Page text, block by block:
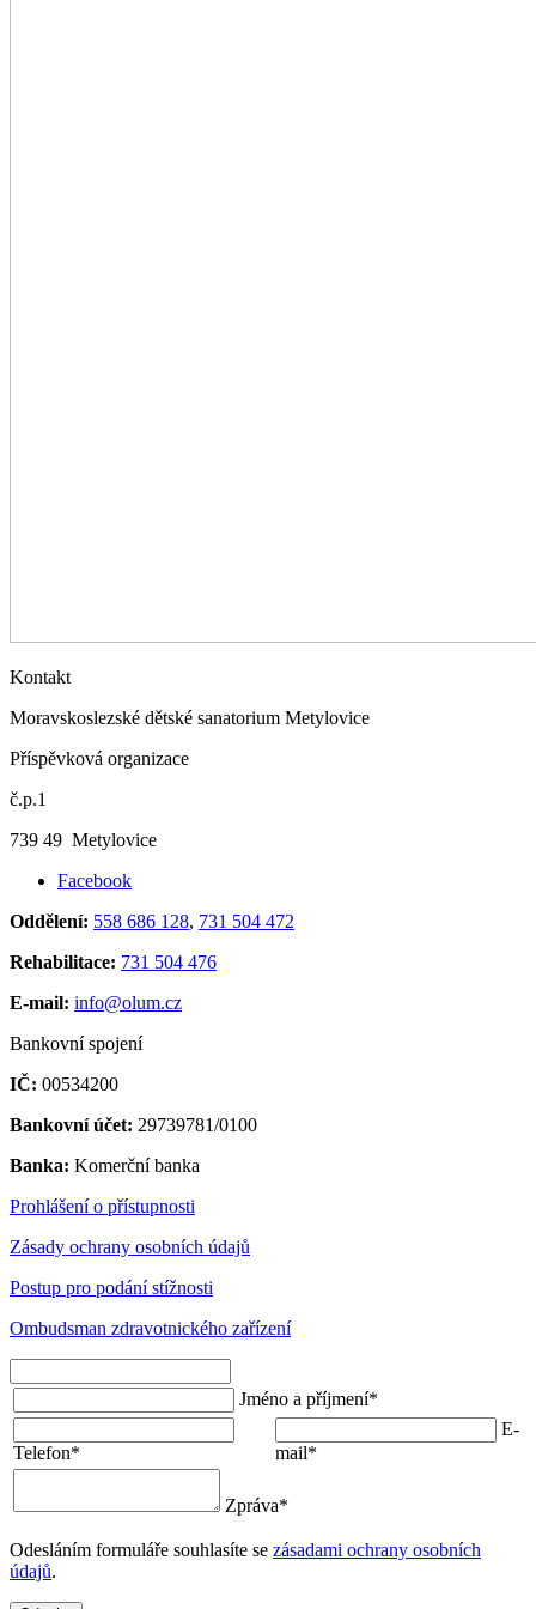
Kontakt
Moravskoslezské dětské sanatorium Metylovice
Příspěvková organizace
č.p.1
739 49 Metylovice
Facebook
Oddělení: 558 686 128, 731 504 472
Rehabilitace: 731 504 476
E-mail: info@olum.cz
Bankovní spojení
IČ: 00534200
Bankovní účet: 29739781/0100
Banka: Komerční banka
Prohlášení o přístupnosti
Zásady ochrany osobních údajů
Postup pro podání stížnosti
Ombudsman zdravotnického zařízení
Jméno a příjmení*
Telefon*
E-
mail*
Zpráva*
Odesláním formuláře souhlasíte se zásadami ochrany osobních
údajů.